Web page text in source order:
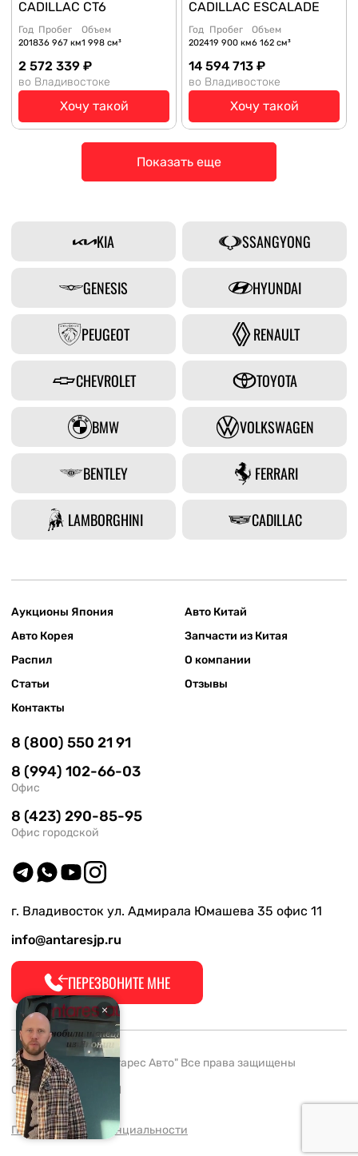
CADILLAC CT6
Год
2018
Пробег
36 967 км
Объем
1 998 см³
2 572 339 ₽
во Владивостоке
Хочу такой
CADILLAC ESCALADE
Год
2024
Пробег
19 900 км
Объем
6 162 см³
14 594 713 ₽
во Владивостоке
Хочу такой
Показать еще
KIA SSANGYONG
GENESIS HYUNDAI
PEUGEOT RENAULT
CHEVROLET TOYOTA
BMW VOLKSWAGEN
BENTLEY FERRARI
LAMBORGHINI CADILLAC
Аукционы Япония
Авто Китай
Авто Корея
Запчасти из Китая
Распил
О компании
Статьи
Отзывы
Контакты
8 (800) 550 21 91
8 (994) 102-66-03
Офис
8 (423) 290-85-95
Офис городской
г. Владивосток ул. Адмирала Юмашева 35 офис 11
info@antaresjp.ru
ПЕРЕЗВОНИТЕ МНЕ
2008-2026 ООО "Антарес Авто" Все права защищены
ОГРН 1132537005061
Политика конфиденциальности